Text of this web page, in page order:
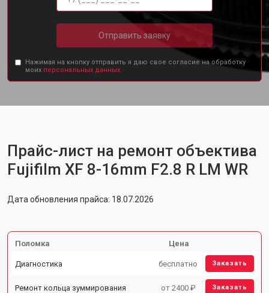
Отправить заявку
Нажимая на кнопку отправить я даю свое согласие на обработку
моих персональных данных.
Прайс-лист на ремонт объектива
Fujifilm XF 8-16mm F2.8 R LM WR
Дата обновления прайса: 18.07.2026
Поломка Цена
Диагностика бесплатно Заказать
Ремонт кольца зуммирования от 2400 ₽ Заказать